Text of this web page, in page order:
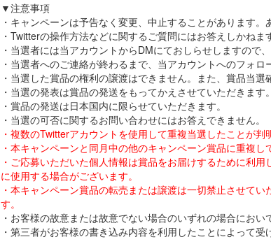
▼注意事項
・キャンペーンは予告なく変更、中止することがあります。
・Twitterの操作方法などに関するご質問にはお答えしかねま
・当選者には当アカウントからDMにておしらせしますので
・当選者へのご連絡が終わるまで、当アカウントへのフォロ
・当選した賞品の権利の譲渡はできません。また、賞品当選
・当選の発表は賞品の発送をもってかえさせていただきま
・賞品の発送は日本国内に限らせていただきます。
・当選の可否に関するお問い合わせにはお答えできません。
・複数のTwitterアカウントを使用して重複当選したことが
・本キャンペーンと同月中の他のキャンペーン賞品に重複し
・ご応募いただいた個人情報は賞品をお届けするために利
に使用する場合がございます。
・本キャンペーン賞品の転売または譲渡は一切禁止させて
す。
・お客様の故意または故意でない場合のいずれの場合にお
・第三者がお客様の書き込み内容を利用したことによって